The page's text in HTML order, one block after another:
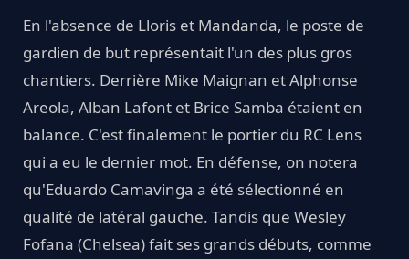
En l'absence de Lloris et Mandanda, le poste de
gardien de but représentait l'un des plus gros
chantiers. Derrière Mike Maignan et Alphonse
Areola, Alban Lafont et Brice Samba étaient en
balance. C'est finalement le portier du RC Lens
qui a eu le dernier mot. En défense, on notera
qu'Eduardo Camavinga a été sélectionné en
qualité de latéral gauche. Tandis que Wesley
Fofana (Chelsea) fait ses grands débuts, comme